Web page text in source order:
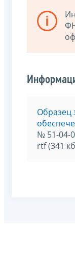
Образец
№ 51-04-
rtf (341